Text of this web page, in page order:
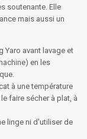
soutenante. Elle
mais aussi un
Yaro avant lavage et
en les
à une température
faire sécher à plat, à
linge ni d'utiliser de